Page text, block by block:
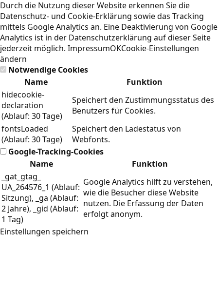
Durch die Nutzung dieser Website erkennen Sie die
Datenschutz- und Cookie-Erklärung sowie das Tracking
mittels Google Analytics an. Eine Deaktivierung von Google
Analytics ist in der Datenschutzerklärung auf dieser Seite
jederzeit möglich. ImpressumOKCookie-Einstellungen
ändern
Notwendige Cookies
Name
Funktion
hidecookie-
declaration
(Ablauf: 30 Tage)
Speichert den Zustimmungsstatus des
Benutzers für Cookies.
fontsLoaded
(Ablauf: 30 Tage)
Speichert den Ladestatus von
Webfonts.
Google-Tracking-Cookies
Name
Funktion
_gat_gtag_
UA_264576_1 (Ablauf:
Sitzung), _ga (Ablauf:
2 Jahre), _gid (Ablauf:
1 Tag)
Google Analytics hilft zu verstehen,
wie die Besucher diese Website
nutzen. Die Erfassung der Daten
erfolgt anonym.
Einstellungen speichern